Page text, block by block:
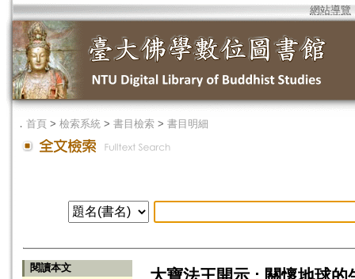
網站導覽
． 首頁 > 檢索系統 > 書目檢索 > 書目明細
閱讀本文